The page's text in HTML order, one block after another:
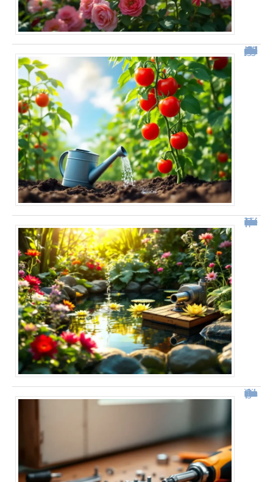
Comment j’ai doublé ma récolte de tomates grâce à une simple modification de mon arrosage
Fabriquer une pompe à bassin sans électricité
Comment démonter une poignée de porte facilement